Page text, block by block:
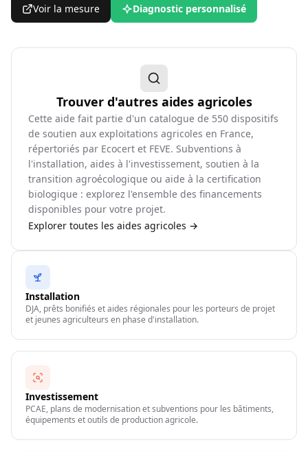
Voir la mesure Diagnostic personnalisé
Trouver d'autres aides agricoles
Cette aide fait partie d'un catalogue de 550 dispositifs
de soutien aux exploitations agricoles en France,
répertoriés par Ecocert et FEVE. Subventions à
l'installation, aides à l'investissement, soutien à la
transition agroécologique ou aide à la certification
biologique : explorez l'ensemble des financements
disponibles pour votre projet.
Explorer toutes les aides agricoles →
Installation
DJA, prêts bonifiés et aides régionales pour les porteurs de projet
et jeunes agriculteurs en phase d'installation.
Investissement
PCAE, plans de modernisation et subventions pour les bâtiments,
équipements et outils de production agricole.